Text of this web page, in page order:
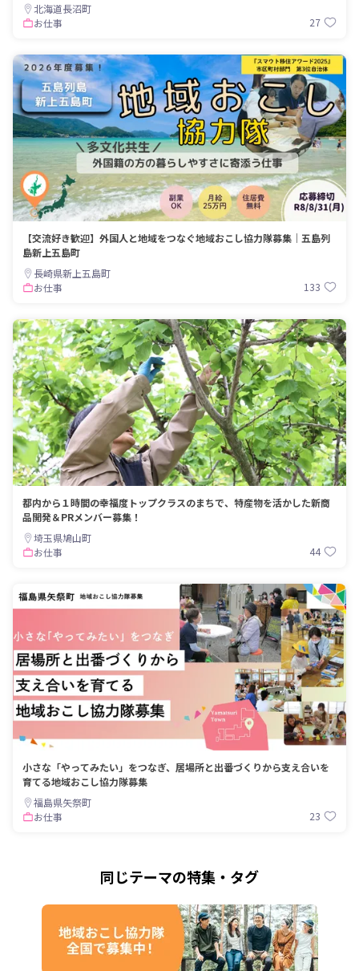
北海道長沼町
お仕事
27
【交流好き歓迎】外国人と地域をつなぐ地域おこし協力隊募集｜五島列
島新上五島町
長崎県新上五島町
お仕事
133
都内から１時間の幸福度トップクラスのまちで、特産物を活かした新商
品開発＆PRメンバー募集！
埼玉県鳩山町
お仕事
44
小さな「やってみたい」をつなぎ、居場所と出番づくりから支え合いを
育てる地域おこし協力隊募集
福島県矢祭町
お仕事
23
同じテーマの特集・タグ